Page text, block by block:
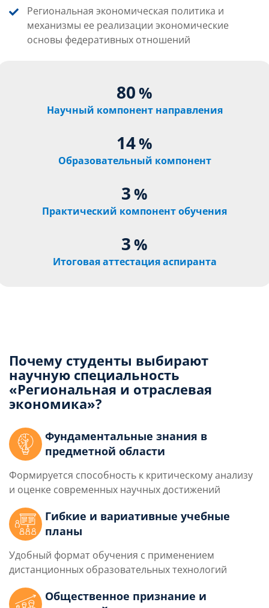
Региональная экономическая политика и
механизмы ее реализации экономические
основы федеративных отношений
80%
Научный компонент направления
14%
Образовательный компонент
3%
Практический компонент обучения
3%
Итоговая аттестация аспиранта
Почему студенты выбирают
научную специальность
«Региональная и отраслевая
экономика»?
Фундаментальные знания в
предметной области
Формируется способность к критическому анализу
и оценке современных научных достижений
Гибкие и вариативные учебные
планы
Удобный формат обучения с применением
дистанционных образовательных технологий
Общественное признание и